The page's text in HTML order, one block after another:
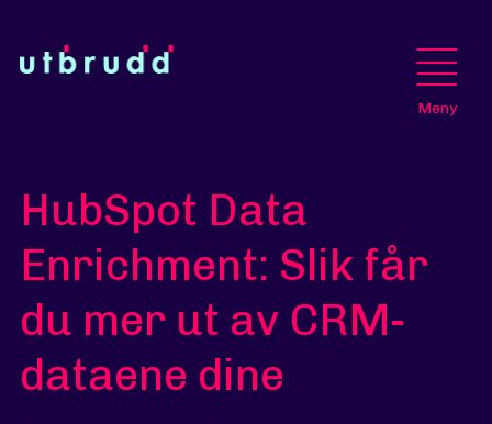
Meny
HubSpot Data
Enrichment: Slik får
du mer ut av CRM-
dataene dine